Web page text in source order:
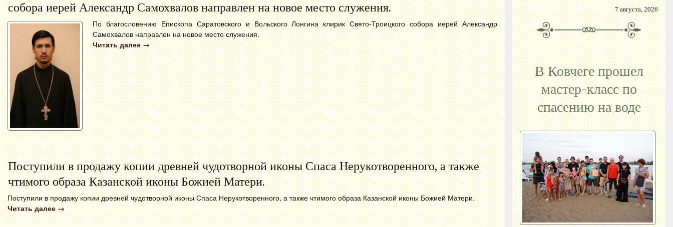
собора иерей Александр Самохвалов направлен на новое место служения.
По благословению Епископа Саратовского и Вольского Лонгина клирик Свято-Троицкого собора иерей Александр
Самохвалов направлен на новое место служения.
Читать далее →
Поступили в продажу копии древней чудотворной иконы Спаса Нерукотворенного, а также
чтимого образа Казанской иконы Божией Матери.
Поступили в продажу копии древней чудотворной иконы Спаса Нерукотворенного, а также чтимого образа Казанской иконы Божией Матери.
Читать далее →
7 августа, 2026
В Ковчеге прошел
мастер-класс по
спасению на воде